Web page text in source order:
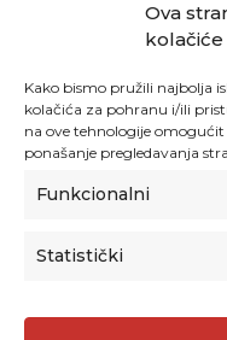
Ova
kolačiće
Kako bismo pružili najbolja
kolačića za pohranu i/ili
na ove tehnologije
ponašanje pregledavanja
Funkcionalni
Statistički